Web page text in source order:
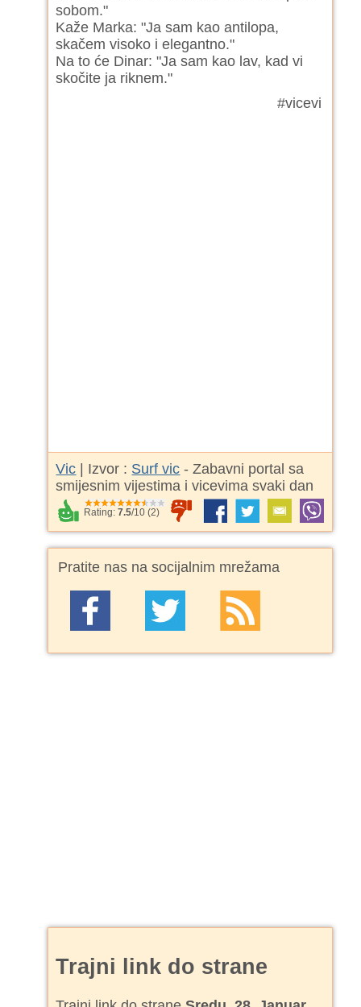
sobom."
Kaže Marka: "Ja sam kao antilopa,
skačem visoko i elegantno."
Na to će Dinar: "Ja sam kao lav, kad vi
skočite ja riknem."
#vicevi
Vic | Izvor : Surf vic - Zabavni portal sa
smijesnim vijestima i vicevima svaki dan
Rating:7.5/10 (2)
Pratite nas na socijalnim mrežama
Trajni link do strane